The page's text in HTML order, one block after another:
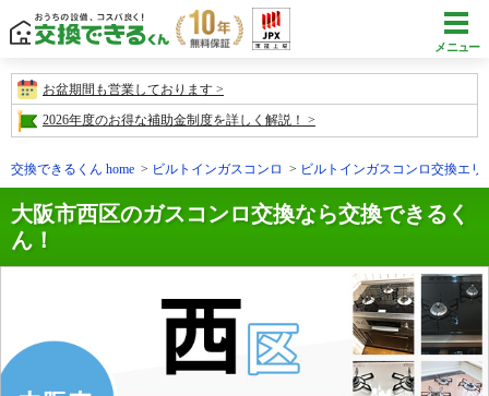
メニュー
お盆期間も営業しております
2026年度のお得な補助金制度を詳しく解説！
交換できるくん home ビルトインガスコンロ ビルトインガスコンロ交換エリ
大阪市西区のガスコンロ交換なら交換できるく
ん！